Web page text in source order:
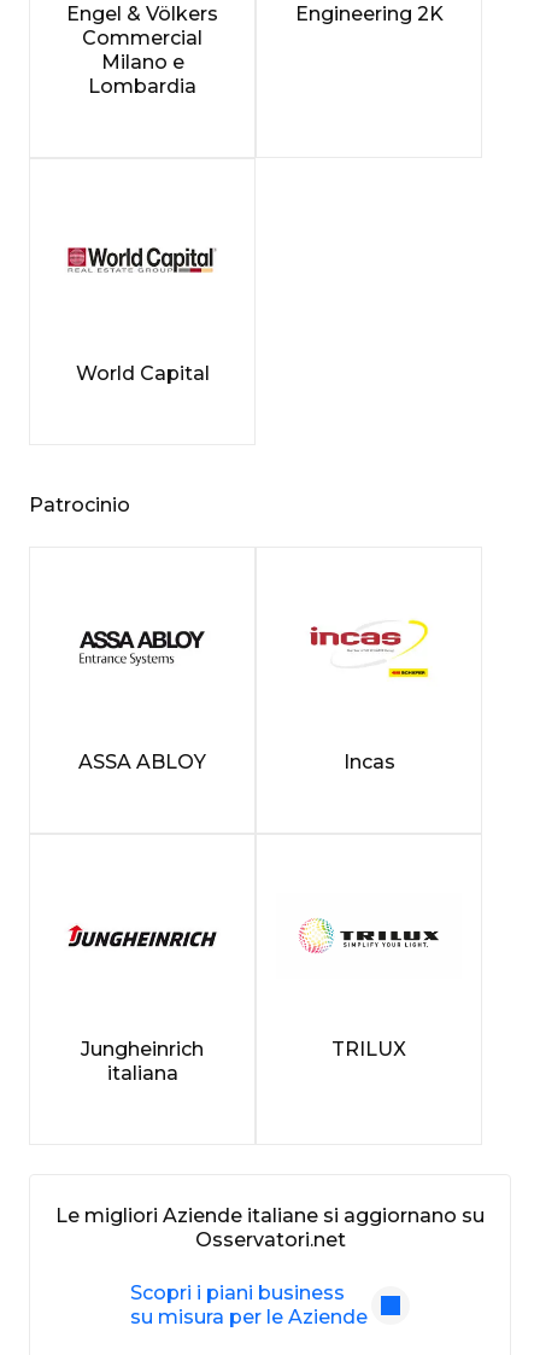
Le migliori Aziende italiane si aggiornano su
Osservatori.net
Scopri i piani business
su misura per le Aziende
Engel & Völkers
Commercial
Milano e
Lombardia
Engineering 2K
World Capital
Patrocinio
ASSA ABLOY Incas
Jungheinrich
italiana
TRILUX